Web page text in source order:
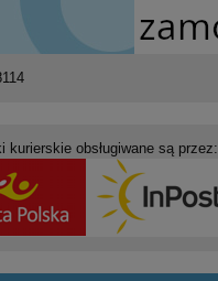
kurierskie obsługiwane są przez: